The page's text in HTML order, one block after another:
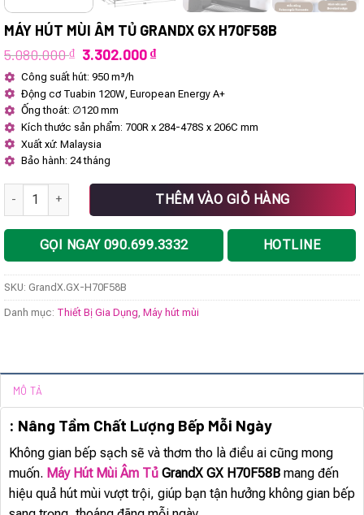
MÁY HÚT MÙI ÂM TỦ GRANDX GX H70F58B
5.080.000₫ Giá
gốc
là:
5.080.000 ₫.
3.302.000₫Giá
là:
Công suất hút: 950 m³/h
Động cơ Tuabin 120W, European Energy A+
Ống thoát: ∅120 mm
Kích thước sản phẩm: 700R x 284-478S x 206C mm
Xuất xứ: Malaysia
Bảo hành: 24 tháng
Máy hút mùi âm tủ GrandX GX H70F58B số lượng
THÊM VÀO GIỎ HÀNG
GỌI NGAY 090.699.3332 HOTLINE
SKU: GrandX.GX-H70F58B
Danh mục: Thiết Bị Gia Dụng Máy hút mùi
MÔ TẢ
: Nâng Tầm Chất Lượng Bếp Mỗi Ngày
Không gian bếp sạch sẽ và thơm tho là điều ai cũng mong
muốn. Máy Hút Mùi Âm Tủ GrandX GX H70F58B mang đến
hiệu quả hút mùi vượt trội, giúp bạn tận hưởng không gian bếp